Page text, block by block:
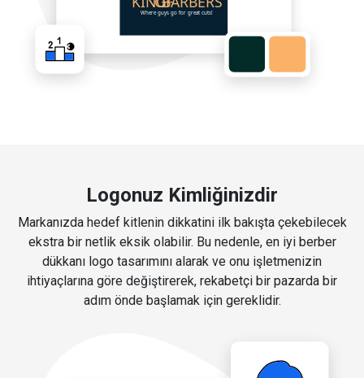
Logonuz Kimliğinizdir
Markanızda hedef kitlenin dikkatini ilk bakışta çekebilecek
ekstra bir netlik eksik olabilir. Bu nedenle, en iyi berber
dükkanı logo tasarımını alarak ve onu işletmenizin
ihtiyaçlarına göre değiştirerek, rekabetçi bir pazarda bir
adım önde başlamak için gereklidir.